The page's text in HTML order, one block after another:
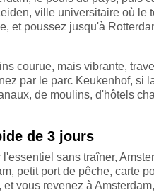
ville universitaire où le
et poussez jusqu'à
courue, mais vibrante,
par le parc Keukenhof, si
de moulins, d'hôtels
de 3 jours
sans traîner,
petit port de pêche, carte
vous revenez à